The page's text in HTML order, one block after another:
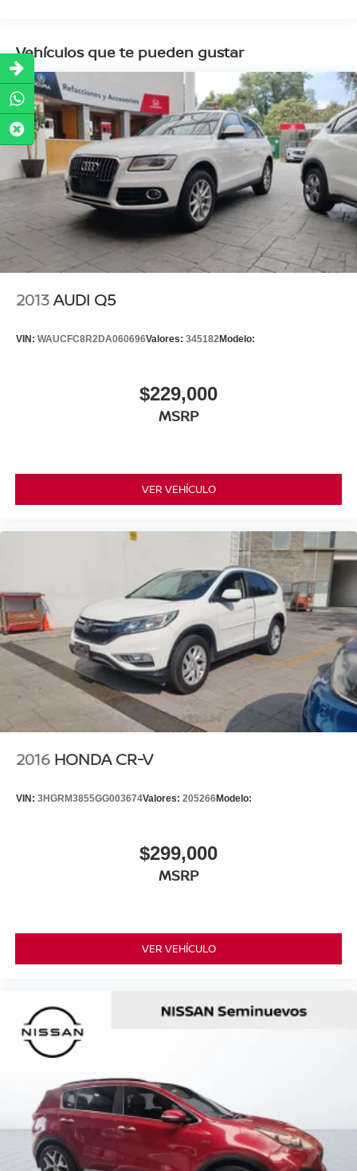
Vehículos que te pueden gustar
2013AUDI Q5
VIN: WAUCFC8R2DA060696Valores: 345182Modelo:
$229,000
MSRP
VER VEHÍCULO
2016 HONDA CR-V
VIN: 3HGRM3855GG003674Valores: 205266Modelo:
$299,000
MSRP
VER VEHÍCULO